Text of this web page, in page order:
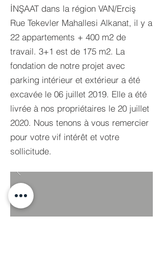
İNŞAAT dans la région VAN/Erciş
Rue Tekevler Mahallesi Alkanat, il y a
22 appartements + 400 m2 de
travail. 3+1 est de 175 m2. La
fondation de notre projet avec
parking intérieur et extérieur a été
excavée le 06 juillet 2019. Elle a été
livrée à nos propriétaires le 20 juillet
2020. Nous tenons à vous remercier
pour votre vif intérêt et votre
sollicitude.